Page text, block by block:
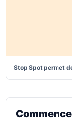
Stop Spot permet